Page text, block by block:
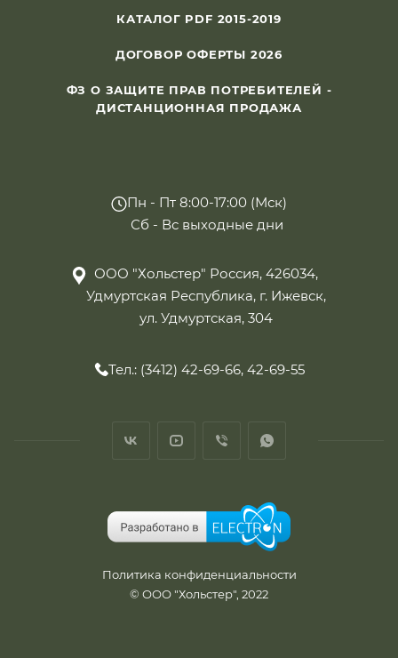
КАТАЛОГ PDF 2015-2019
ДОГОВОР ОФЕРТЫ 2026
ФЗ О ЗАЩИТЕ ПРАВ ПОТРЕБИТЕЛЕЙ -
ДИСТАНЦИОННАЯ ПРОДАЖА
Пн - Пт 8:00-17:00 (Мск)
Сб - Вс выходные дни
ООО "Хольстер" Россия, 426034,
Удмуртская Республика, г. Ижевск,
ул. Удмуртская, 304
Тел.: (3412) 42-69-66, 42-69-55
Политика конфиденциальности
© ООО "Хольстер", 2022